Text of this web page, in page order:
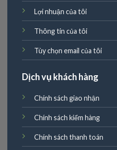
Lợi nhuận của tôi
Thông tin của tôi
Tùy chọn email của tôi
Dịch vụ khách hàng
Chính sách giao nhận
Chính sách kiểm hàng
Chính sách thanh toán